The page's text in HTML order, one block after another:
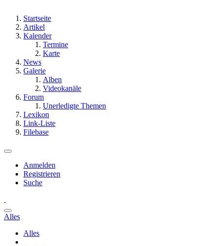
Startseite
Artikel
Kalender
Termine
Karte
News
Galerie
Alben
Videokanäle
Forum
Unerledigte Themen
Lexikon
Link-Liste
Filebase
Anmelden
Registrieren
Suche
Alles
Alles